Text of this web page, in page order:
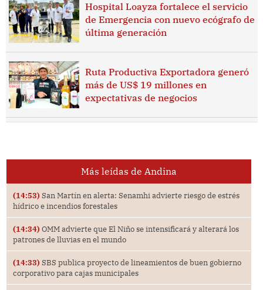
Hospital Loayza fortalece el servicio
de Emergencia con nuevo ecógrafo de
última generación
Ruta Productiva Exportadora generó
más de US$ 19 millones en
expectativas de negocios
Más leídas de Andina
(14:53) San Martín en alerta: Senamhi advierte riesgo de estrés
hídrico e incendios forestales
(14:34) OMM advierte que El Niño se intensificará y alterará los
patrones de lluvias en el mundo
(14:33) SBS publica proyecto de lineamientos de buen gobierno
corporativo para cajas municipales